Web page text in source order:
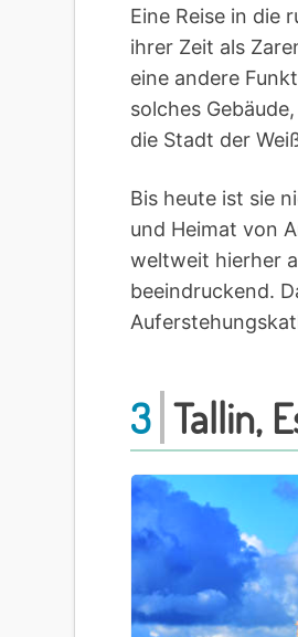
Eine Reise in die
ihrer Zeit als
eine andere
solches
die Stadt der
Bis heute ist sie
und Heimat von
weltweit hierher
beeindruckend.
3 Tallin,